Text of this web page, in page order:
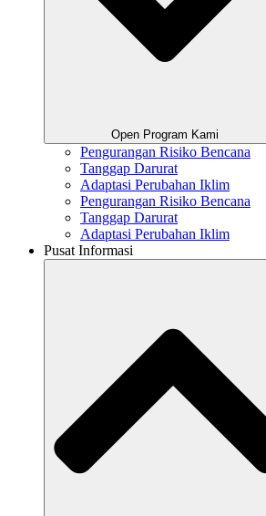
Open Program Kami
Pengurangan Risiko Bencana
Tanggap Darurat
Adaptasi Perubahan Iklim
Pengurangan Risiko Bencana
Tanggap Darurat
Adaptasi Perubahan Iklim
Pusat Informasi